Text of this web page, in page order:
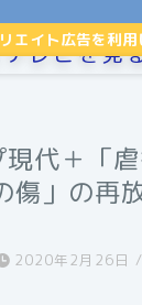
エイト広告を利用
レビを見
代＋「
傷」の再
2020年2月26日 /